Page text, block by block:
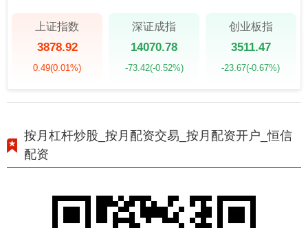
上证指数
3878.92
0.49(0.01%)
深证成指
14070.78
-73.42(-0.52%)
创业板指
3511.47
-23.67(-0.67%)
按月杠杆炒股_按月配资交易_按月配资开户_恒信
配资